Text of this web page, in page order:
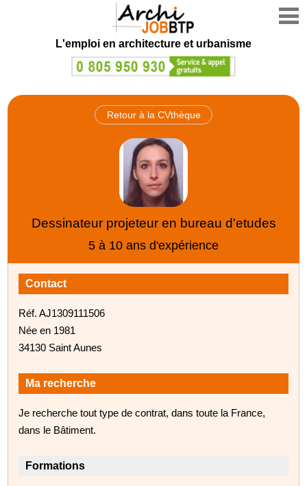
L'emploi en architecture et urbanisme
Retour à la CVthèque
Dessinateur projeteur en bureau d'etudes
5 à 10 ans d'expérience
Contact
Réf. AJ1309111506
Née en 1981
34130 Saint Aunes
Ma recherche
Je recherche tout type de contrat, dans toute la France,
dans le Bâtiment.
Formations